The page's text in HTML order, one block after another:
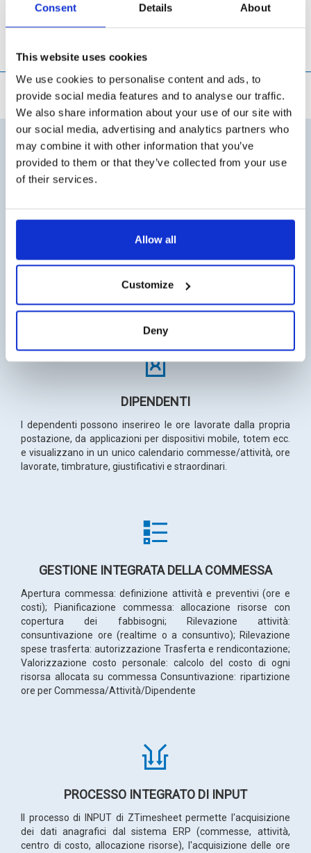
Consent Details About
This website uses cookies
We use cookies to personalise content and ads, to
provide social media features and to analyse our traffic.
We also share information about your use of our site with
our social media, advertising and analytics partners who
may combine it with other information that you’ve
provided to them or that they’ve collected from your use
of their services.
Allow all
Customize
Deny
COSA TI PERMETTE DI FARE
PROCESSO INTEGRATO DI OUTPUT
Il processo integrato di OUTPUT permette il passaggio ore
controllo di gestione, contabilità analitica e fatturazione), il
passaggio ripartizione ore a Paghe (elaborazione dei costi
DIPENDENTI
I dependenti possono inserireo le ore lavorate dalla propria
postazione,da applicazioni per dispositivi mobile, totem ecc.
evisualizzano in un unico calendario commesse/attività, ore
lavorate, timbrature, giustificativi e straordinari.
GESTIONE INTEGRATA DELLA COMMESSA
Apertura commessa: definizione attività e preventivi (ore e
costi); Pianificazione commessa: allocazione risorse con
copertura dei fabbisogni; Rilevazione attività:
consuntivazione ore (realtime o a consuntivo); Rilevazione
spese trasferta: autorizzazione Trasferta e rendicontazione;
Valorizzazione costo personale: calcolo del costo di ogni
risorsa allocata su commessa Consuntivazione: ripartizione
ore per Commessa/Attività/Dipendente
PROCESSO INTEGRATO DI INPUT
Il processo di INPUT di ZTimesheet permette l'acquisizione
dei dati anagrafici dal sistema ERP (commesse, attività,
centro di costo, allocazione risorse), l'acquisizione delle ore